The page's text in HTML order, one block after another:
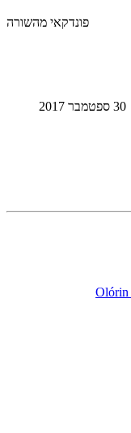
פונדקאי מהשורה
30 ספטמבר 2017